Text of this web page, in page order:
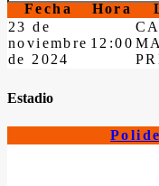
Fecha Hora
23 de
noviembre
de 2024
12:00
Estadio